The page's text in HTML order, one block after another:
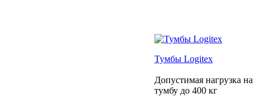
Тумбы Logitex
Допустимая нагрузка на
тумбу до 400 кг